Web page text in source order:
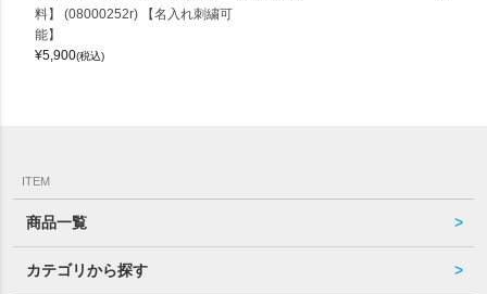
料】 (08000252r) 【名入れ刺繍可
能】
¥5,900(税込)
ITEM
商品一覧
カテゴリから探す